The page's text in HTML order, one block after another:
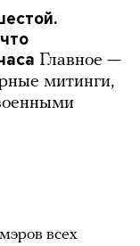
Главное —
митинги,
мэров всех